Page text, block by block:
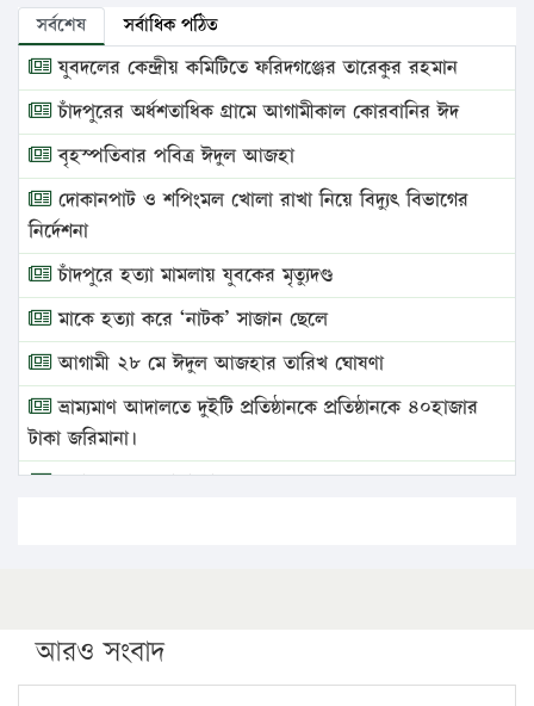
সর্বশেষ সর্বাধিক পঠিত
যুবদলের কেন্দ্রীয় কমিটিতে ফরিদগঞ্জের তারেকুর রহমান
চাঁদপুরের অর্ধশতাধিক গ্রামে আগামীকাল কোরবানির ঈদ
বৃহস্পতিবার পবিত্র ঈদুল আজহা
দোকানপাট ও শপিংমল খোলা রাখা নিয়ে বিদ্যুৎ বিভাগের
নির্দেশনা
চাঁদপুরে হত্যা মামলায় যুবকের মৃত্যুদণ্ড
মাকে হত্যা করে ‘নাটক’ সাজান ছেলে
আগামী ২৮ মে ঈদুল আজহার তারিখ ঘোষণা
ভ্রাম্যমাণ আদালতে দুইটি প্রতিষ্ঠানকে প্রতিষ্ঠানকে ৪০হাজার
টাকা জরিমানা।
এবার লঞ্চের ভাড়া বাড়ল
পিএইচডি করছেন কুয়েটের কৃতি…
সারা দেশে বজ্রাঘাতে ১৪ জনের প্রাণহানি
আরও সংবাদ